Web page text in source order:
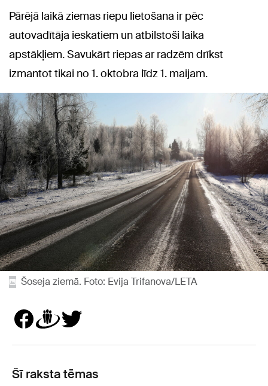
Pārējā laikā ziemas riepu lietošana ir pēc
autovadītāja ieskatiem un atbilstoši laika
apstākļiem. Savukārt riepas ar radzēm drīkst
izmantot tikai no 1. oktobra līdz 1. maijam.
Šoseja ziemā. Foto: Evija Trifanova/LETA
Šī raksta tēmas